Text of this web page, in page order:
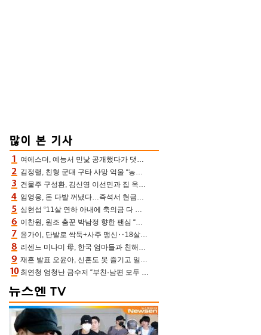
여에스더, 예능서 민낯 공개했다가 댓글에 충격 “눈 왜 저렇게 처졌냐고”(에스더TV)
김정렬, 친형 군대 구타 사망 억울 “농약사 처리, 범인 찾았지만…엄마는 이미 치매”(데이앤나잇)
건물주 구성환, 김신영 이선민과 집 옥상서 41만원 한우 파티 “화력이 성화봉송”(나혼산)
임영웅, 돈 다발 꺼냈다…즉석서 현금으로 수당 챙겨주는 ‘구단주’
심현섭 “11살 연하 아내에 축의금 다 뺏겨, 집도 아내 명의” (동치미)[결정적장면]
이찬원, 원조 춤꾼 박남정 향한 팬심 “어머님 잘 계시지” 폭소(불후)
윤가이, 단발로 싹둑+사주 맹신‥18살 연상 ♥장기하 반한 엉뚱·열정 매력(전참시)
리센느 미나미 母, 한국 엄마들과 친해진 비결=BTS “최애 정국 얘기로 통해”(전참시)
재혼 발표 오윤아, 신혼도 못 즐기고 일만 “발달장애 子도 취업 1년차, 연차 없어”
최연청 엄청난 금수저 “부친·남편 모두 판사, 국회의원·언론사 대표 집안”(아형)